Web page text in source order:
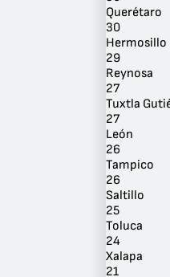
Ubicación
Querétaro
30
Hermosillo
29
Reynosa
27
Tuxtla
27
León
26
Tampico
26
Saltillo
25
Toluca
24
Xalapa
21